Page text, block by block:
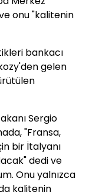
onu "kalitenin
bankacı
gelen
Sergio
"Fransa,
bir İtalyanı
dedi ve
Onu yalnızca
kalitenin